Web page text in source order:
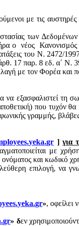
με τις
των
ο
νέος
Κανονισμός
του Ν. 2472/
17 παρ. 8 εδ. α΄ Ν.
με τον Φορέα και
εξασφαλιστεί τη
που τυχόν
γραμμής,
.yeka.gr ] για
με
και κωδικό
επιλογή, να
.yeka.gr», οφείλει
.gr» δεν